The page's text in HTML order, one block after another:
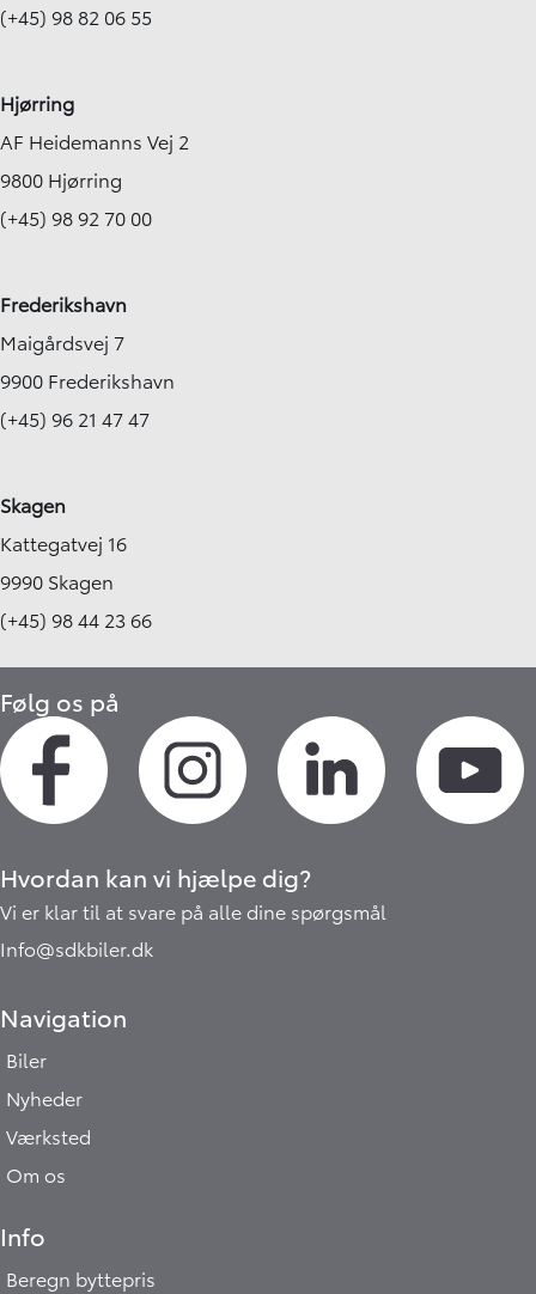
(+45) 98 82 06 55
Hjørring
AF Heidemanns Vej 2
9800 Hjørring
(+45) 98 92 70 00
Frederikshavn
Maigårdsvej 7
9900 Frederikshavn
(+45) 96 21 47 47
Skagen
Kattegatvej 16
9990 Skagen
(+45) 98 44 23 66
Følg os på
Hvordan kan vi hjælpe dig?
Vi er klar til at svare på alle dine spørgsmål
Info@sdkbiler.dk
Navigation
Biler
Nyheder
Værksted
Om os
Info
Beregn byttepris